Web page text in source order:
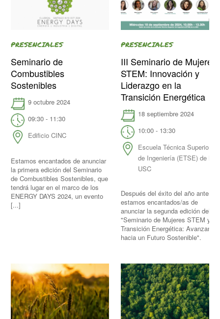
PRESENCIALES
Seminario de
Combustibles
Sostenibles
9 octubre 2024
09:30 - 11:30
Edificio CINC
Estamos encantados de anunciar
la primera edición del Seminario
de Combustibles Sostenibles, que
tendrá lugar en el marco de los
ENERGY DAYS 2024, un evento
[...]
PRESENCIALES
III Seminario de Mujeres
STEM: Innovación y
Liderazgo en la
Transición Energética
18 septiembre 2024
10:00 - 13:30
Escuela Técnica Superior
de Ingeniería (ETSE) de la
USC
Después del éxito del año anterior,
estamos encantados/as de
anunciar la segunda edición del
"Seminario de Mujeres STEM y
Transición Energética: Avanzando
hacia un Futuro Sostenible".